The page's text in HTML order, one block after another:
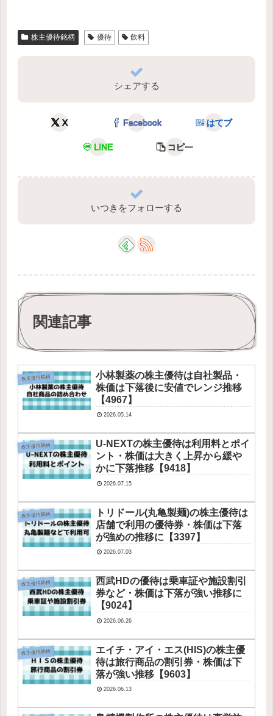
株主優待銘柄 優待 飲料
シェアする
X Facebook はてブ
LINE コピー
いつきをフォローする
関連記事
株主優待銘柄
小林製薬の株主優待は自社製品・
株価は下落後に安値でレンジ推移
【4967】
2026.05.14
株主優待銘柄
U-NEXTの株主優待は利用料とポイ
ント・株価は大きく上昇から緩や
かに下落推移【9418】
2026.07.15
株主優待銘柄
トリドール(丸亀製麺)の株主優待は
店舗で利用の優待券・株価は下落
が強めの推移に【3397】
2026.07.03
株主優待銘柄
西武HDの優待は乗車証や施設割引
券など・株価は下落が強い推移に
【9024】
2026.06.26
株主優待銘柄
エイチ・アイ・エス(HIS)の株主優
待は旅行商品の割引券・株価は下
落が強い推移【9603】
2026.06.13